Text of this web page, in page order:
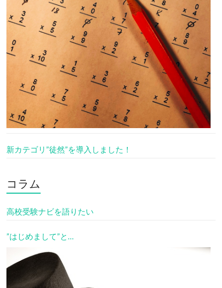
新カテゴリ”徒然”を導入しました！
コラム
高校受験ナビを語りたい
”はじめまして”と…